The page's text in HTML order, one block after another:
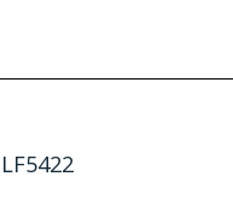
LF5422